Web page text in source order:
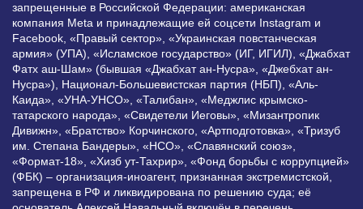
запрещенные в Российской Федерации: американская
компания Meta и принадлежащие ей соцсети Instagram и
Facebook, «Правый сектор», «Украинская повстанческая
армия» (УПА), «Исламское государство» (ИГ, ИГИЛ), «Джабхат
Фатх аш-Шам» (бывшая «Джабхат ан-Нусра», «Джебхат ан-
Нусра»), Национал-Большевистская партия (НБП), «Аль-
Каида», «УНА-УНСО», «Талибан», «Меджлис крымско-
татарского народа», «Свидетели Иеговы», «Мизантропик
Дивижн», «Братство» Корчинского, «Артподготовка», «Тризуб
им. Степана Бандеры», «НСО», «Славянский союз»,
«Формат-18», «Хизб ут-Тахрир», «Фонд борьбы с коррупцией»
(ФБК) – организация-иноагент, признанная экстремистской,
запрещена в РФ и ликвидирована по решению суда; её